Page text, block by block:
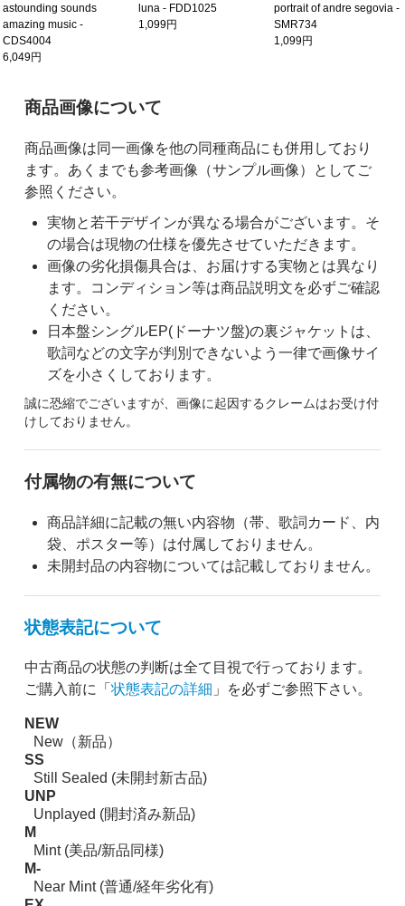
astounding sounds
amazing music -
CDS4004
6,049円
luna - FDD1025
1,099円
portrait of andre segovia -
SMR734
1,099円
ご購入前の注意事項
商品画像について
商品画像は同一画像を他の同種商品にも併用しており
ます。あくまでも参考画像（サンプル画像）としてご
参照ください。
実物と若干デザインが異なる場合がございます。そ
の場合は現物の仕様を優先させていただきます。
画像の劣化損傷具合は、お届けする実物とは異なり
ます。コンディション等は商品説明文を必ずご確認
ください。
日本盤シングルEP(ドーナツ盤)の裏ジャケットは、
歌詞などの文字が判別できないよう一律で画像サイ
ズを小さくしております。
誠に恐縮でございますが、画像に起因するクレームはお受け付
けしておりません。
付属物の有無について
商品詳細に記載の無い内容物（帯、歌詞カード、内
袋、ポスター等）は付属しておりません。
未開封品の内容物については記載しておりません。
状態表記について
中古商品の状態の判断は全て目視で行っております。
ご購入前に「 状態表記の詳細 」を必ずご参照下さい。
NEW
New（新品）
SS
Still Sealed (未開封新古品)
UNP
Unplayed (開封済み新品)
M
Mint (美品/新品同様)
M-
Near Mint (普通/経年劣化有)